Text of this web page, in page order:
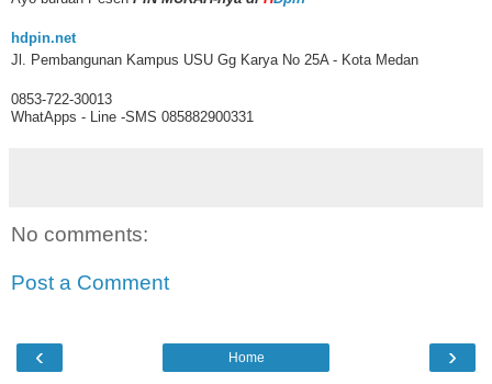
hdpin.net
Jl. Pembangunan Kampus USU Gg Karya No 25A - Kota Medan
0853-722-30013
WhatApps - Line -SMS 085882900331
No comments:
Post a Comment
‹ ›
Home